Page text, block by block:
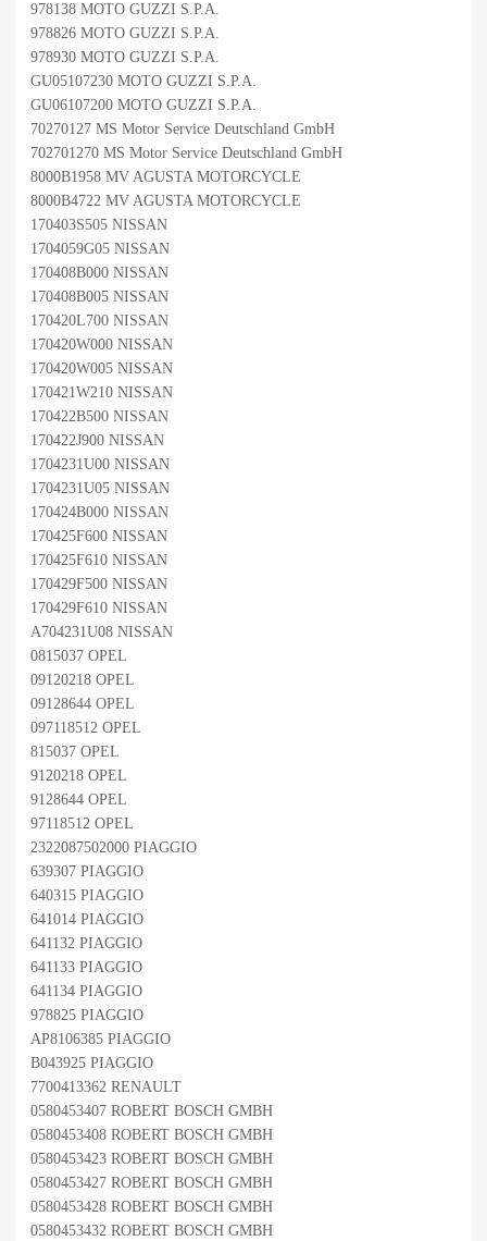
978138 MOTO GUZZI S.P.A.
978826 MOTO GUZZI S.P.A.
978930 MOTO GUZZI S.P.A.
GU05107230 MOTO GUZZI S.P.A.
GU06107200 MOTO GUZZI S.P.A.
70270127 MS Motor Service Deutschland GmbH
702701270 MS Motor Service Deutschland GmbH
8000B1958 MV AGUSTA MOTORCYCLE
8000B4722 MV AGUSTA MOTORCYCLE
170403S505 NISSAN
1704059G05 NISSAN
170408B000 NISSAN
170408B005 NISSAN
170420L700 NISSAN
170420W000 NISSAN
170420W005 NISSAN
170421W210 NISSAN
170422B500 NISSAN
170422J900 NISSAN
1704231U00 NISSAN
1704231U05 NISSAN
170424B000 NISSAN
170425F600 NISSAN
170425F610 NISSAN
170429F500 NISSAN
170429F610 NISSAN
A704231U08 NISSAN
0815037 OPEL
09120218 OPEL
09128644 OPEL
097118512 OPEL
815037 OPEL
9120218 OPEL
9128644 OPEL
97118512 OPEL
2322087502000 PIAGGIO
639307 PIAGGIO
640315 PIAGGIO
641014 PIAGGIO
641132 PIAGGIO
641133 PIAGGIO
641134 PIAGGIO
978825 PIAGGIO
AP8106385 PIAGGIO
B043925 PIAGGIO
7700413362 RENAULT
0580453407 ROBERT BOSCH GMBH
0580453408 ROBERT BOSCH GMBH
0580453423 ROBERT BOSCH GMBH
0580453427 ROBERT BOSCH GMBH
0580453428 ROBERT BOSCH GMBH
0580453432 ROBERT BOSCH GMBH